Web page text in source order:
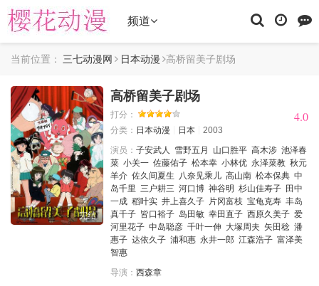
频道
当前位置： 三七动漫网 日本动漫 高桥留美子剧场
完结
高桥留美子剧场
打分： 4.0
分类： 日本动漫 日本
2003
演员： 子安武人 雪野五月 山口胜平 高木涉 池泽春
菜 小关一 佐藤佑子 松本幸 小林优 永泽菜教 秋元
羊介 佐久间夏生 八奈见乘儿 高山南 松本保典 中
岛千里 三户耕三 河口博 神谷明 杉山佳寿子 田中
一成 稻叶实 井上喜久子 片冈富枝 宝龟克寿 丰岛
真千子 皆口裕子 岛田敏 幸田直子 西原久美子 爱
河里花子 中岛聪彦 千叶一伸 大塚周夫 矢田稔 潘
惠子 达依久子 浦和惠 永井一郎 江森浩子 富泽美
智惠
导演： 西森章